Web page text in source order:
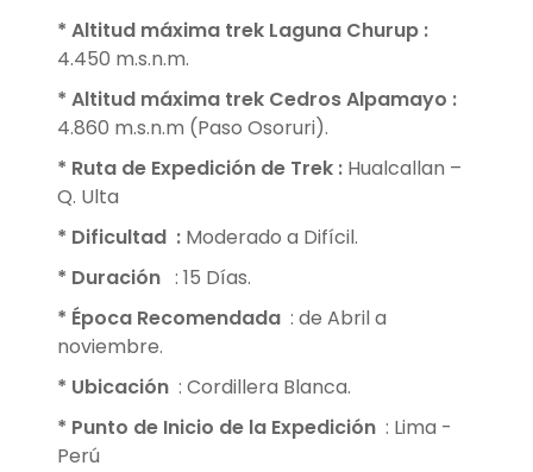
* Altitud máxima trek Laguna Churup :
4.450 m.s.n.m.
* Altitud máxima trek Cedros Alpamayo :
4.860 m.s.n.m (Paso Osoruri).
* Ruta de Expedición de Trek : Hualcallan –
Q. Ulta
* Dificultad : Moderado a Difícil.
* Duración : 15 Días.
* Época Recomendada : de Abril a
noviembre.
* Ubicación : Cordillera Blanca.
* Punto de Inicio de la Expedición : Lima -
Perú